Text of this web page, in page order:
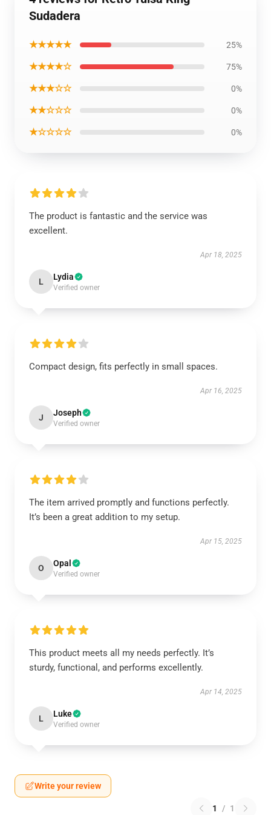
Sudadera
★★★★★ 25%
★★★★☆ 75%
★★★☆☆ 0%
★★☆☆☆ 0%
★☆☆☆☆ 0%
The product is fantastic and the service was
excellent.
Apr 18, 2025
L Lydia
Verified owner
Compact design, fits perfectly in small spaces.
Apr 16, 2025
J Joseph
Verified owner
The item arrived promptly and functions perfectly.
It’s been a great addition to my setup.
Apr 15, 2025
O Opal
Verified owner
This product meets all my needs perfectly. It’s
sturdy, functional, and performs excellently.
Apr 14, 2025
L Luke
Verified owner
Write your review
1 / 1